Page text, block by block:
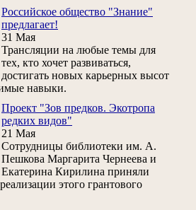
Российское общество "Знание"
предлагает!
31 Мая
Трансляции на любые темы для
тех, кто хочет развиваться,
достигать новых карьерных высот
навыки.
Проект "Зов предков. Экотропа
редких видов"
21 Мая
Сотрудницы библиотеки им. А.
Пешкова Маргарита Чернеева и
Екатерина Кирилина приняли
этого грантового